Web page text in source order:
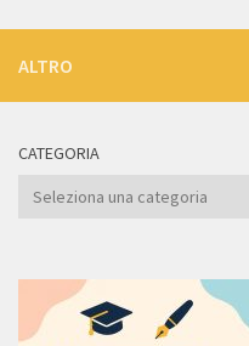
ALTRO
CATEGORIA
Categoria